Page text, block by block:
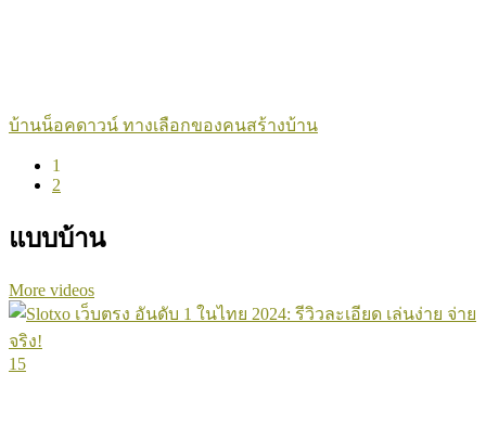
บ้านน็อคดาวน์ ทางเลือกของคนสร้างบ้าน
1
2
แบบบ้าน
More videos
15